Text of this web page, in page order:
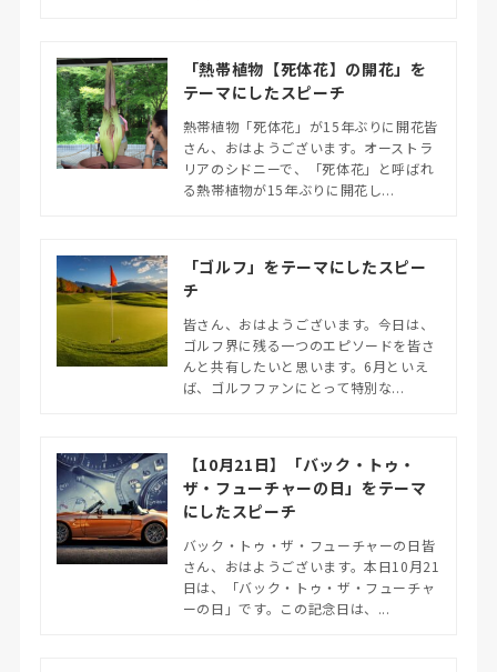
「熱帯植物【死体花】の開花」を
テーマにしたスピーチ
熱帯植物「死体花」が15年ぶりに開花皆
さん、おはようございます。オーストラ
リアのシドニーで、「死体花」と呼ばれ
る熱帯植物が15年ぶりに開花し...
「ゴルフ」をテーマにしたスピー
チ
皆さん、おはようございます。今日は、
ゴルフ界に残る一つのエピソードを皆さ
んと共有したいと思います。6月といえ
ば、ゴルフファンにとって特別な...
【10月21日】「バック・トゥ・
ザ・フューチャーの日」をテーマ
にしたスピーチ
バック・トゥ・ザ・フューチャーの日皆
さん、おはようございます。本日10月21
日は、「バック・トゥ・ザ・フューチャ
ーの日」です。この記念日は、...